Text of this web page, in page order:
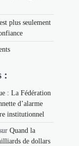
plus seulement
:
: La Fédération
d’alarme
institutionnel
Quand la
de dollars